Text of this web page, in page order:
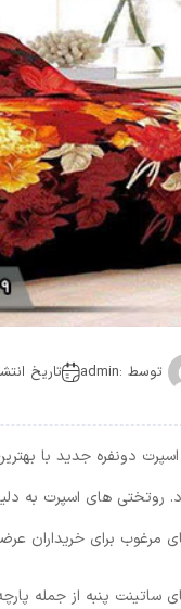
توسط :admin تاریخ انتشار :
دونفره جدید با
روتختی های اسپرت به
مرغوب برای خریداران
ساتینت پنبه از جمله